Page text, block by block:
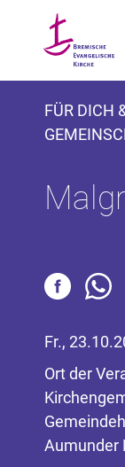
FÜR DICH
Fr.,
Ort der
Aumunder